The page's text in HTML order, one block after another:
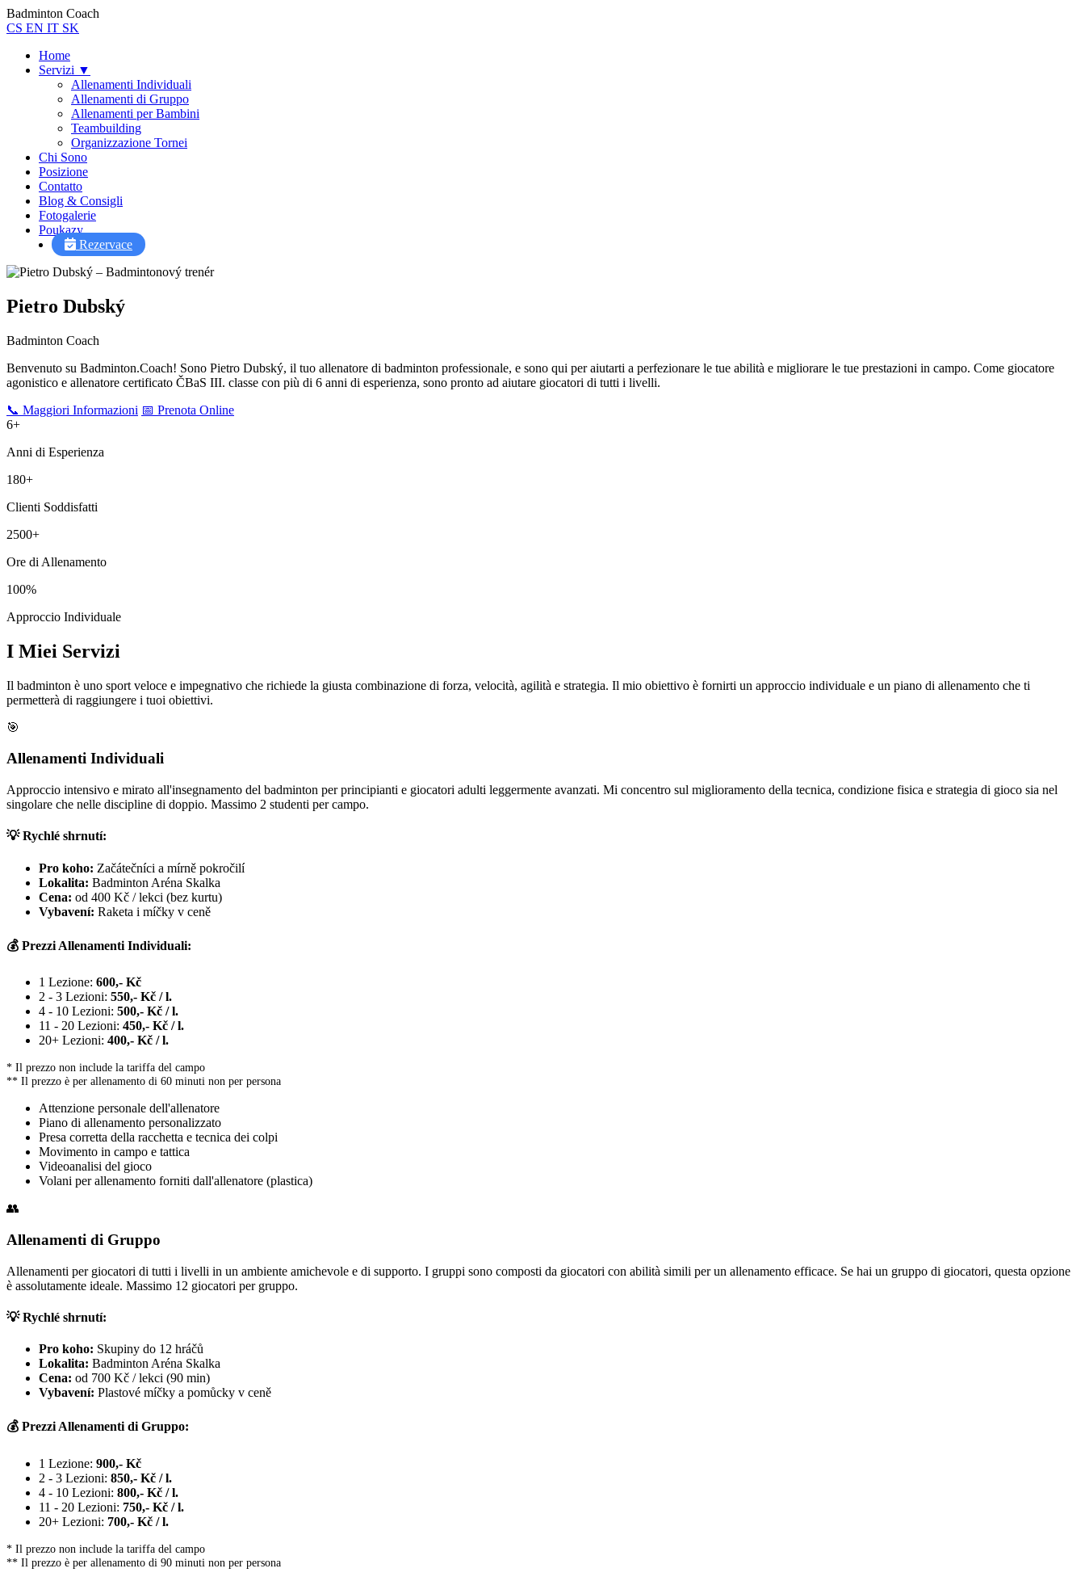
Badminton Coach
CS EN IT SK
Home
Servizi ▼
Allenamenti Individuali
Allenamenti di Gruppo
Allenamenti per Bambini
Teambuilding
Organizzazione Tornei
Chi Sono
Posizione
Contatto
Blog & Consigli
Fotogalerie
Poukazy
Rezervace
Pietro Dubský
Badminton Coach
Benvenuto su Badminton.Coach! Sono Pietro Dubský, il tuo allenatore di badminton professionale, e sono qui per aiutarti a perfezionare le tue abilità e migliorare le tue prestazioni in campo. Come giocatore
agonistico e allenatore certificato ČBaS III. classe con più di 6 anni di esperienza, sono pronto ad aiutare giocatori di tutti i livelli.
📞 Maggiori Informazioni 📅 Prenota Online
6+
Anni di Esperienza
180+
Clienti Soddisfatti
2500+
Ore di Allenamento
100%
Approccio Individuale
I Miei Servizi
Il badminton è uno sport veloce e impegnativo che richiede la giusta combinazione di forza, velocità, agilità e strategia. Il mio obiettivo è fornirti un approccio individuale e un piano di allenamento che ti
permetterà di raggiungere i tuoi obiettivi.
🎯
Allenamenti Individuali
Approccio intensivo e mirato all'insegnamento del badminton per principianti e giocatori adulti leggermente avanzati. Mi concentro sul miglioramento della tecnica, condizione fisica e strategia di gioco sia nel
singolare che nelle discipline di doppio. Massimo 2 studenti per campo.
💡 Rychlé shrnutí:
Pro koho: Začátečníci a mírně pokročilí
Lokalita: Badminton Aréna Skalka
Cena: od 400 Kč / lekci (bez kurtu)
Vybavení: Raketa i míčky v ceně
💰 Prezzi Allenamenti Individuali:
1 Lezione: 600,- Kč
2 - 3 Lezioni: 550,- Kč / l.
4 - 10 Lezioni: 500,- Kč / l.
11 - 20 Lezioni: 450,- Kč / l.
20+ Lezioni: 400,- Kč / l.
* Il prezzo non include la tariffa del campo
** Il prezzo è per allenamento di 60 minuti non per persona
Attenzione personale dell'allenatore
Piano di allenamento personalizzato
Presa corretta della racchetta e tecnica dei colpi
Movimento in campo e tattica
Videoanalisi del gioco
Volani per allenamento forniti dall'allenatore (plastica)
👥
Allenamenti di Gruppo
Allenamenti per giocatori di tutti i livelli in un ambiente amichevole e di supporto. I gruppi sono composti da giocatori con abilità simili per un allenamento efficace. Se hai un gruppo di giocatori, questa opzione
è assolutamente ideale. Massimo 12 giocatori per gruppo.
💡 Rychlé shrnutí:
Pro koho: Skupiny do 12 hráčů
Lokalita: Badminton Aréna Skalka
Cena: od 700 Kč / lekci (90 min)
Vybavení: Plastové míčky a pomůcky v ceně
💰 Prezzi Allenamenti di Gruppo:
1 Lezione: 900,- Kč
2 - 3 Lezioni: 850,- Kč / l.
4 - 10 Lezioni: 800,- Kč / l.
11 - 20 Lezioni: 750,- Kč / l.
20+ Lezioni: 700,- Kč / l.
* Il prezzo non include la tariffa del campo
** Il prezzo è per allenamento di 90 minuti non per persona